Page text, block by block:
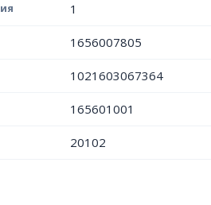
1
1656007805
1021603067364
165601001
20102